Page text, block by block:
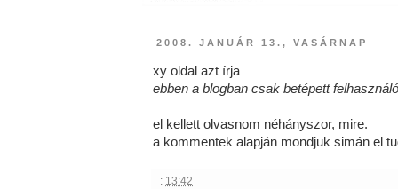
2008. JANUÁR 13., VASÁRNAP
xy oldal azt írja
ebben a blogban csak betépett
el kellett olvasnom néhányszor, mire.
a kommentek alapján mondjuk simán el
: 13:42